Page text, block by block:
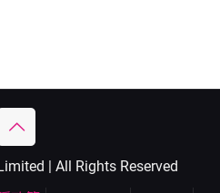
| All Rights Reserved